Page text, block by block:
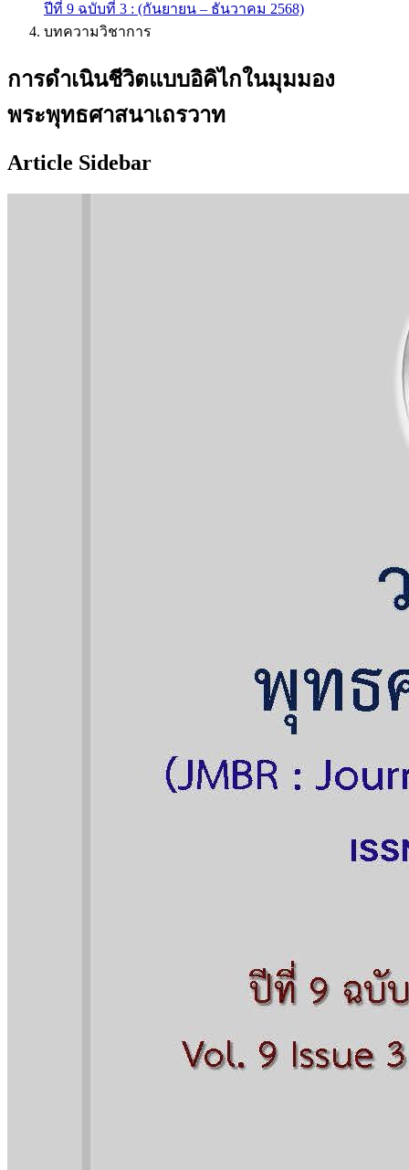
ปีที่ 9 ฉบับที่ 3 : (กันยายน – ธันวาคม 2568)
บทความวิชาการ
การดำเนินชีวิตแบบอิคิไกในมุมมอง
พระพุทธศาสนาเถรวาท
Article Sidebar